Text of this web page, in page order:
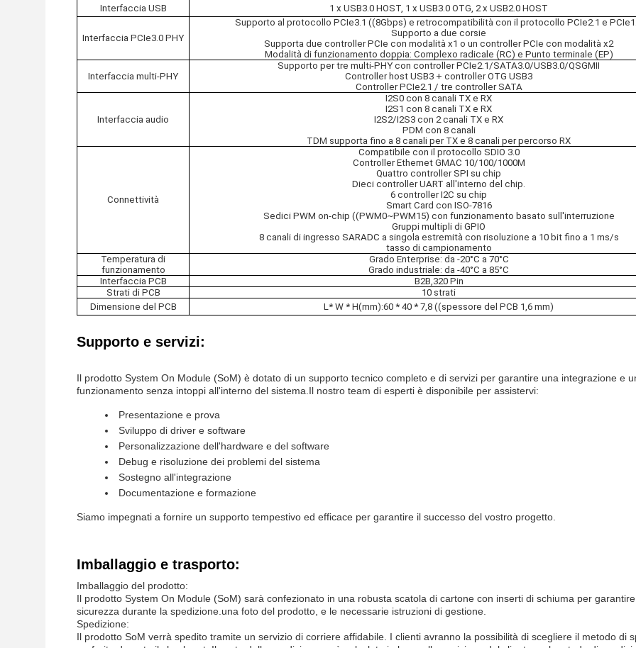
Interfaccia USB
1 x USB3.0 HOST, 1 x USB3.0 OTG, 2 x USB2.0 HOST
Interfaccia PCIe3.0 PHY
Supporto al protocollo PCIe3.1 ((8Gbps) e retrocompatibilità con il protocollo PCIe2.1 e
Supporto a due corsie
Supporta due controller PCIe con modalità x1 o un controller PCIe con modalità x2
Modalità di funzionamento doppia: Complexo radicale (RC) e Punto terminale (EP)
Interfaccia multi-PHY
Supporto per tre multi-PHY con controller PCIe2.1/SATA3.0/USB3.0/QSGMII
Controller host USB3 + controller OTG USB3
Controller PCIe2.1 / tre controller SATA
Interfaccia audio
I2S0 con 8 canali TX e RX
I2S1 con 8 canali TX e RX
I2S2/I2S3 con 2 canali TX e RX
PDM con 8 canali
TDM supporta fino a 8 canali per TX e 8 canali per percorso RX
Connettività
Compatibile con il protocollo SDIO 3.0
Controller Ethernet GMAC 10/100/1000M
Quattro controller SPI su chip
Dieci controller UART all'interno del chip.
6 controller I2C su chip
Smart Card con ISO-7816
Sedici PWM on-chip ((PWM0~PWM15) con funzionamento basato sull'interruzione
Gruppi multipli di GPIO
8 canali di ingresso SARADC a singola estremità con risoluzione a 10 bit fino a 1 ms/s
tasso di campionamento
Temperatura di
funzionamento
Grado Enterprise: da -20°C a 70°C
Grado industriale: da -40°C a 85°C
Interfaccia PCB
B2B,320 Pin
Strati di PCB
10 strati
Dimensione del PCB
L* W * H(mm):60 * 40 * 7,8 ((spessore del PCB 1,6 mm)
Supporto e servizi:
Il prodotto System On Module (SoM) è dotato di un supporto tecnico completo e di servizi per garantire una integrazione e
funzionamento senza intoppi all'interno del sistema.Il nostro team di esperti è disponibile per assistervi:
Presentazione e prova
Sviluppo di driver e software
Personalizzazione dell'hardware e del software
Debug e risoluzione dei problemi del sistema
Sostegno all'integrazione
Documentazione e formazione
Siamo impegnati a fornire un supporto tempestivo ed efficace per garantire il successo del vostro progetto.
Imballaggio e trasporto:
Imballaggio del prodotto:
Il prodotto System On Module (SoM) sarà confezionato in una robusta scatola di cartone con inserti di schiuma per
sicurezza durante la spedizione.una foto del prodotto, e le necessarie istruzioni di gestione.
Spedizione:
Il prodotto SoM verrà spedito tramite un servizio di corriere affidabile. I clienti avranno la possibilità di scegliere il metodo di